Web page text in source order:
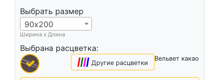
Выбрать размер
90х200
Ширина х Длина
Выбрана расцветка:
Вельвет какао
|||| Другие расцветки